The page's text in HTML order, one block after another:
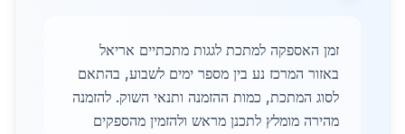
זמן האספקה למתכת לגגות מתכתיים אריאל
באזור המרכז נע בין מספר ימים לשבוע, בהתאם
לסוג המתכת, כמות ההזמנה ותנאי השוק. להזמנה
מהירה מומלץ לתכנן מראש ולהזמין מהספקים